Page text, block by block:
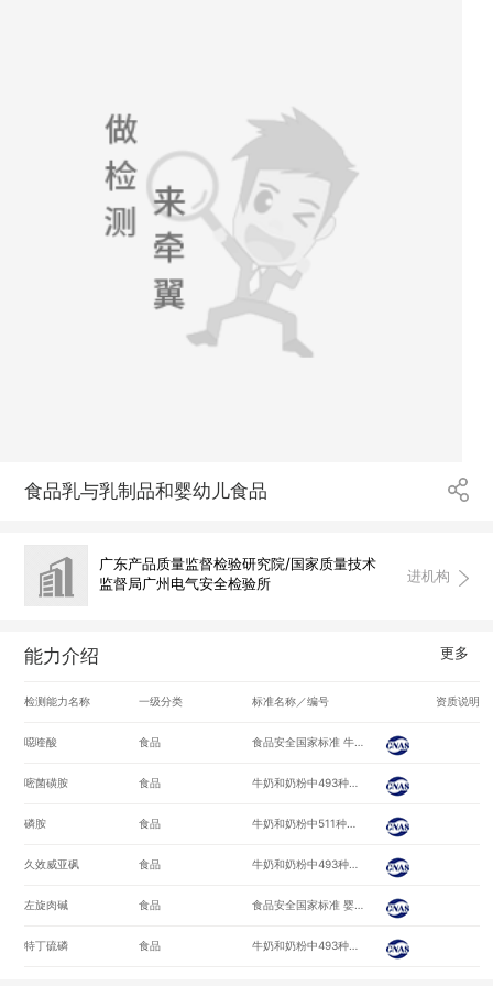
食品乳与乳制品和婴幼儿食品
广东产品质量监督检验研究院/国家质量技术
监督局广州电气安全检验所
进机构
能力介绍 更多
检测能力名称 一级分类 标准名称／编号 资质说明
噁喹酸 食品
嘧菌磺胺 食品
磷胺 食品
久效威亚砜 食品
左旋肉碱 食品
特丁硫磷 食品